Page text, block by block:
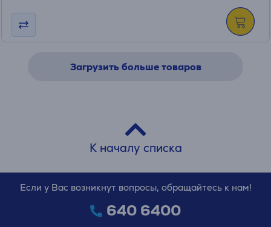
Загрузить больше товаров
К началу списка
Если у Вас возникнут вопросы, обращайтесь к нам!
640 6400